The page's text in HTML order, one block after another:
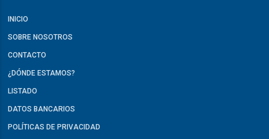
INICIO
SOBRE NOSOTROS
CONTACTO
¿DÓNDE ESTAMOS?
LISTADO
DATOS BANCARIOS
POLÍTICAS DE PRIVACIDAD